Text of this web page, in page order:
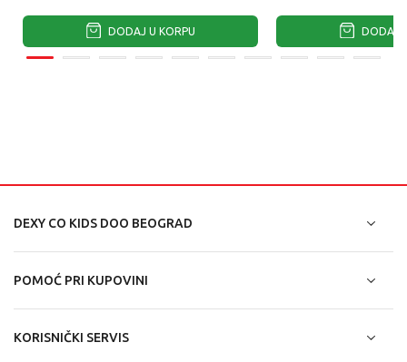
DODAJ U KORPU DODAJ
DEXY CO KIDS DOO BEOGRAD
POMOĆ PRI KUPOVINI
KORISNIČKI SERVIS